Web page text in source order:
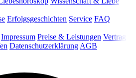
Erfolgsgeschichten Service FAQ
Impressum Preise & Leistungen Vertrag
DatenschutzerklärungAGB